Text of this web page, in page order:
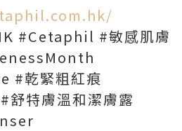
#Cetaphil #敏感肌膚
#乾緊粗紅痕
特膚溫和潔膚露